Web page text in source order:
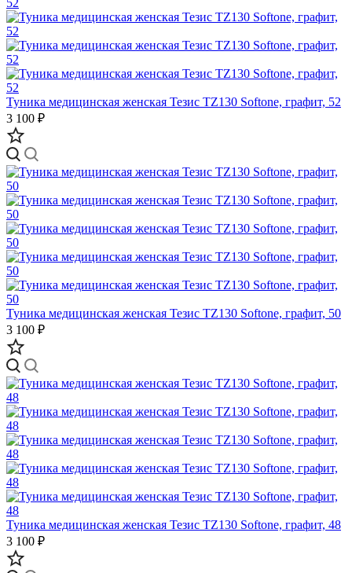
Туника медицинская женская Тезис TZ130 Softone, графит, 52
3 100 ₽
Туника медицинская женская Тезис TZ130 Softone, графит, 50
3 100 ₽
Туника медицинская женская Тезис TZ130 Softone, графит, 48
3 100 ₽